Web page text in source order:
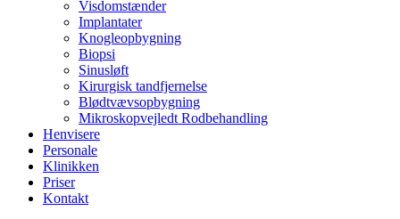
Visdomstænder
Implantater
Knogleopbygning
Biopsi
Sinusløft
Kirurgisk tandfjernelse
Blødtvævsopbygning
Mikroskopvejledt Rodbehandling
Henvisere
Personale
Klinikken
Priser
Kontakt